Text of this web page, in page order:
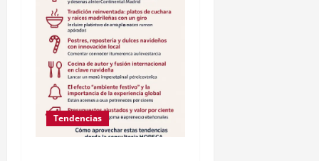
Tendencias